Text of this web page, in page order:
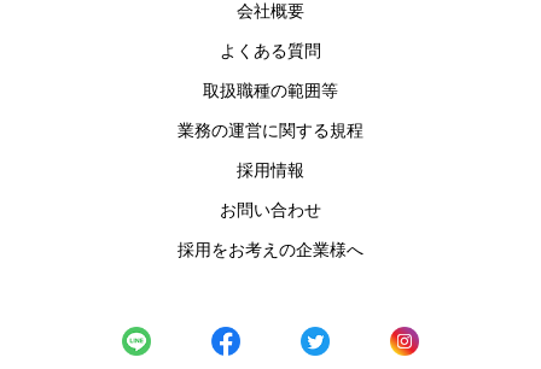
会社概要
よくある質問
取扱職種の範囲等
業務の運営に関する規程
採用情報
お問い合わせ
採用をお考えの企業様へ